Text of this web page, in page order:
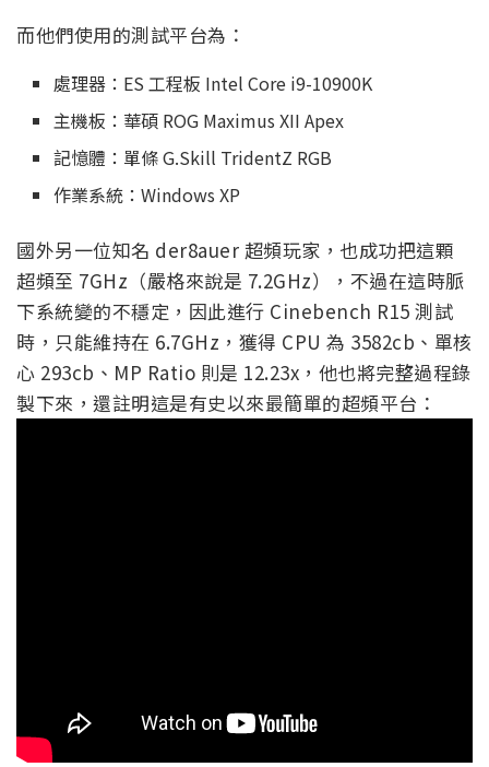
而他們使用的測試平台為：
處理器：ES 工程板 Intel Core i9-10900K
主機板：華碩 ROG Maximus XII Apex
記憶體：單條 G.Skill TridentZ RGB
作業系統：Windows XP
國外另一位知名 der8auer 超頻玩家，也成功把這顆
超頻至 7GHz（嚴格來說是 7.2GHz），不過在這時脈
下系統變的不穩定，因此進行 Cinebench R15 測試
時，只能維持在 6.7GHz，獲得 CPU 為 3582cb、單核
心 293cb、MP Ratio 則是 12.23x，他也將完整過程錄
製下來，還註明這是有史以來最簡單的超頻平台：